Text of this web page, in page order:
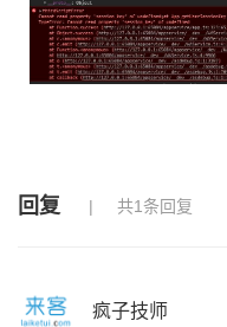
回复 共1条回复
疯子技师